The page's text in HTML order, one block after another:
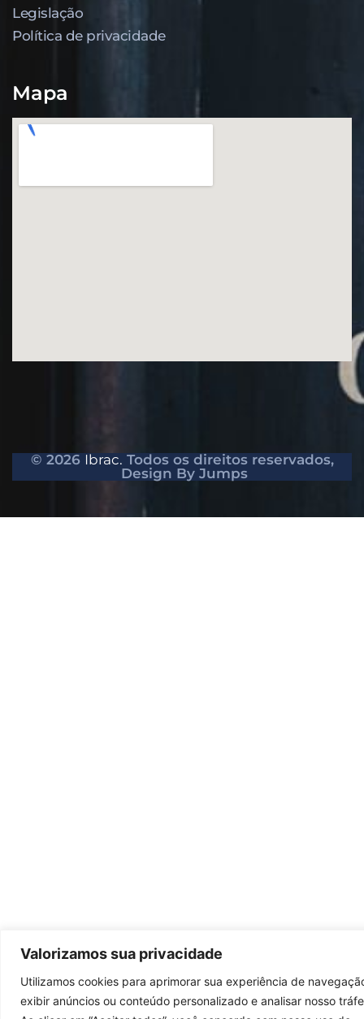
Valorizamos sua privacidade
Utilizamos cookies para aprimorar sua experiência de
exibir anúncios ou conteúdo personalizado e analisar nosso
Legislação
Política de privacidade
Mapa
© 2026 Ibrac. Todos os direitos reservados,
Design By Jumps